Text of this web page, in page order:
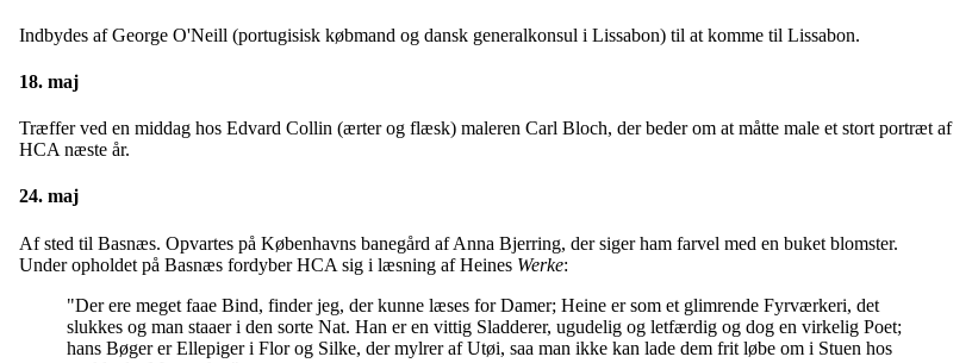
Indbydes af George O'Neill (portugisisk købmand og dansk generalkonsul i Lissabon) til at komme til Lissabon.
18. maj
Træffer ved en middag hos Edvard Collin (ærter og flæsk) maleren Carl Bloch, der beder om at måtte male et stort portræt af
HCA næste år.
24. maj
Af sted til Basnæs. Opvartes på Københavns banegård af Anna Bjerring, der siger ham farvel med en buket blomster.
Under opholdet på Basnæs fordyber HCA sig i læsning af Heines Werke:
"Der ere meget faae Bind, finder jeg, der kunne læses for Damer; Heine er som et glimrende Fyrværkeri, det
slukkes og man staaer i den sorte Nat. Han er en vittig Sladderer, ugudelig og letfærdig og dog en virkelig Poet;
hans Bøger er Ellepiger i Flor og Silke, der mylrer af Utøi, saa man ikke kan lade dem frit løbe om i Stuen hos